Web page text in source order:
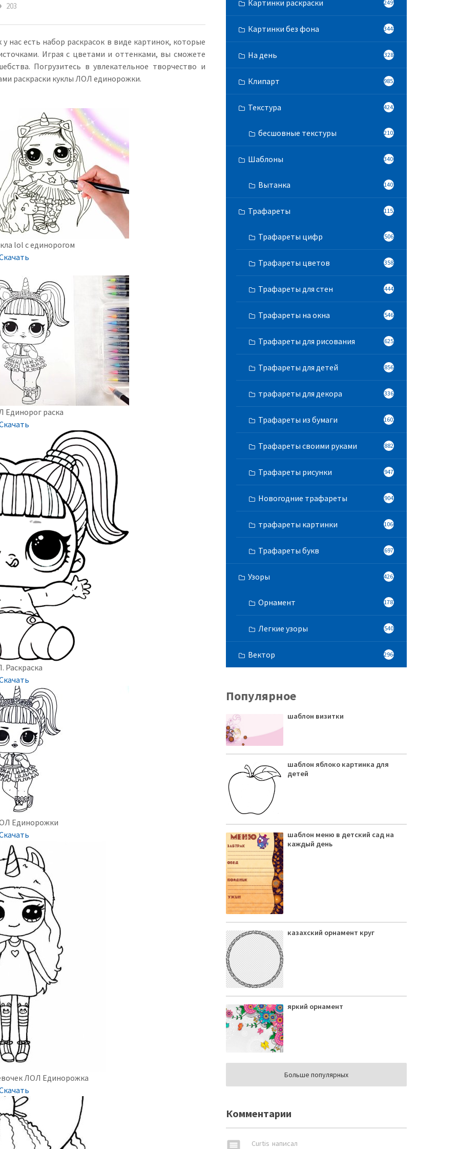
203
нас есть набор раскрасок в виде картинок, которые
Играя с цветами и оттенками, вы сможете
Погрузитесь в увлекательное творчество и
раскраски куклы ЛОЛ единорожки.
lol с единорогом
Единорог раска
Раскраска
Единорожки
ЛОЛ Единорожка
Картинки раскраски 2499
Картинки без фона 3448
На день 328
Клипарт 9851
Текстура 4243
бесшовные текстуры 2103
Шаблоны 3400
Вытанка 1405
Трафареты 11525
Трафареты цифр 506
Трафареты цветов 358
Трафареты для стен 444
Трафареты на окна 546
Трафареты для рисования 625
Трафареты для детей 856
трафареты для декора 336
Трафареты из бумаги 1602
Трафареты своими руками 882
Трафареты рисунки 947
Новогодние трафареты 904
трафареты картинки 1060
Трафареты букв 697
Узоры 4262
Орнамент 1787
Легкие узоры 540
Вектор 2964
Популярное
шаблон визитки
шаблон яблоко картинка для
детей
шаблон меню в детский сад на
каждый день
казахский орнамент круг
яркий орнамент
Больше популярных
Комментарии
Curtis написал